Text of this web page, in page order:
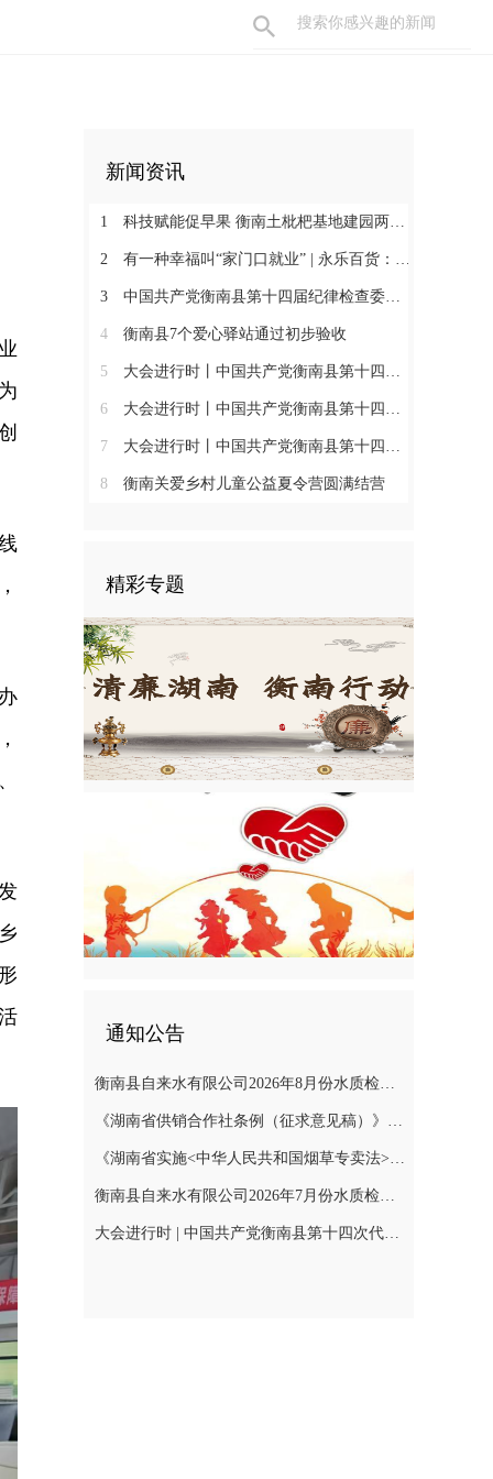
新闻资讯
1 科技赋能促早果 衡南土枇杷基地建园两年见果助振兴
2 有一种幸福叫“家门口就业” | 永乐百货：守护百姓三餐四季 搭建就业暖心平台
3 中国共产党衡南县第十四届纪律检查委员会第一次全体会议召开 肖高德当选县纪委书记
4 衡南县7个爱心驿站通过初步验收
5 大会进行时丨中国共产党衡南县第十四次代表大会第三次大会召开
6 大会进行时丨中国共产党衡南县第十四次代表大会主席团举行第六次会议
7 大会进行时丨中国共产党衡南县第十四次代表大会主席团举行第五次会议
8 衡南关爱乡村儿童公益夏令营圆满结营
精彩专题
通知公告
衡南县自来水有限公司2026年8月份水质检测报告
《湖南省供销合作社条例（征求意见稿）》公开征集意见
《湖南省实施<中华人民共和国烟草专卖法>若干规定（征求意见稿）》公开征集意见
衡南县自来水有限公司2026年7月份水质检测报告公示
大会进行时 | 中国共产党衡南县第十四次代表大会召开预备会议第二阶段会议